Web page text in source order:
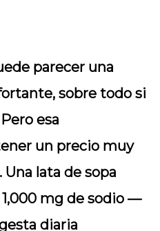
parecer una
sobre todo si
esa
un precio muy
lata de sopa
mg de sodio —
diaria